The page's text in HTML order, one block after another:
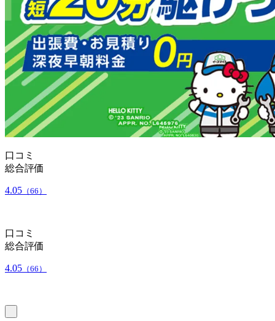
口コミ
総合評価
4.05 （66）
口コミ
総合評価
4.05 （66）